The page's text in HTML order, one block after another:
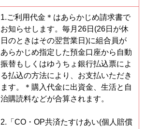
1.ご利用代金＊はあらかじめ請求書で
お知らせします。毎月26日(26日が休
日のときはその翌営業日)に組合員が
あらかじめ指定した預金口座から自動
振替もしくはゆうちょ銀行払込票によ
る払込の方法により、お支払いただき
ます。＊購入代金に出資金、生活と自
治購読料などが合算されます。
2.「CO・OP共済たすけあい(個人賠償